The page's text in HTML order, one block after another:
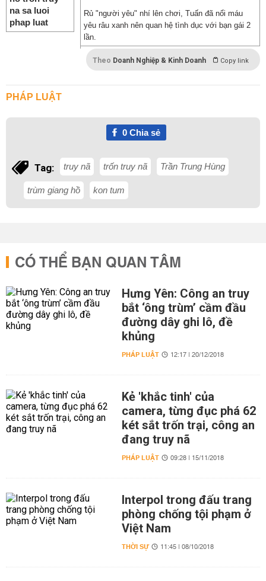
Rủ "người yêu" nhí lên chơi, Tuấn đã nổi máu
yêu râu xanh nên quan hệ tình dục với bạn gái 2
lần.
Theo Doanh Nghiệp & Kinh Doanh Copy link
PHÁP LUẬT
0Chia sẻ
Tag: truy nã trốn truy nã Trần Trung Hùng
trùm giang hồ kon tum
CÓ THỂ BẠN QUAN TÂM
Hưng Yên: Công an truy
bắt ‘ông trùm’ cầm đầu
đường dây ghi lô, đề
khủng
PHÁP LUẬT 12:17 | 20/12/2018
Kẻ 'khắc tinh' của
camera, từng đục phá 62
két sắt trốn trại, công an
đang truy nã
PHÁP LUẬT 09:28 | 15/11/2018
Interpol trong đấu trang
phòng chống tội phạm ở
Việt Nam
THỜI SỰ 11:45 | 08/10/2018